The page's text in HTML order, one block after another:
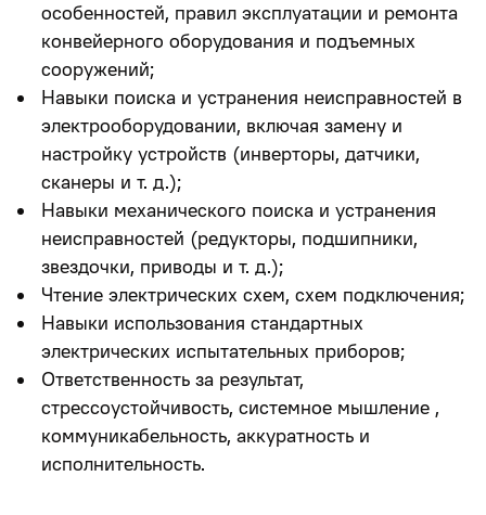
особенностей, правил эксплуатации и ремонта
конвейерного оборудования и подъемных
сооружений;
Навыки поиска и устранения неисправностей в
электрооборудовании, включая замену и
настройку устройств (инверторы, датчики,
сканеры и т. д.);
Навыки механического поиска и устранения
неисправностей (редукторы, подшипники,
звездочки, приводы и т. д.);
Чтение электрических схем, схем подключения;
Навыки использования стандартных
электрических испытательных приборов;
Ответственность за результат,
стрессоустойчивость, системное мышление ,
коммуникабельность, аккуратность и
исполнительность.